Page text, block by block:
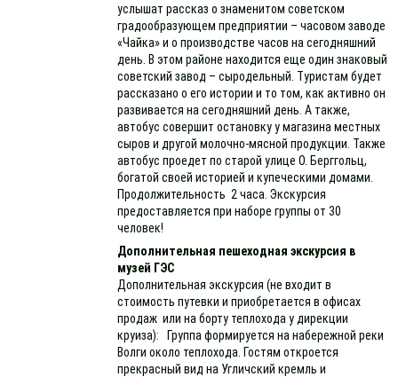
услышат рассказ о знаменитом советском
градообразующем предприятии – часовом заводе
«Чайка» и о производстве часов на сегодняшний
день. В этом районе находится еще один знаковый
советский завод – сыродельный. Туристам будет
рассказано о его истории и то том, как активно он
развивается на сегодняшний день. А также,
автобус совершит остановку у магазина местных
сыров и другой молочно-мясной продукции. Также
автобус проедет по старой улице О. Берггольц,
богатой своей историей и купеческими домами.
Продолжительность 2 часа. Экскурсия
предоставляется при наборе группы от 30
человек!
Дополнительная пешеходная экскурсия в
музей ГЭС
Дополнительная экскурсия (не входит в
стоимость путевки и приобретается в офисах
продаж или на борту теплохода у дирекции
круиза): Группа формируется на набережной реки
Волги около теплохода. Гостям откроется
прекрасный вид на Угличский кремль и